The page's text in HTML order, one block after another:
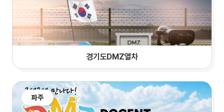
경기도DMZ열차
파주